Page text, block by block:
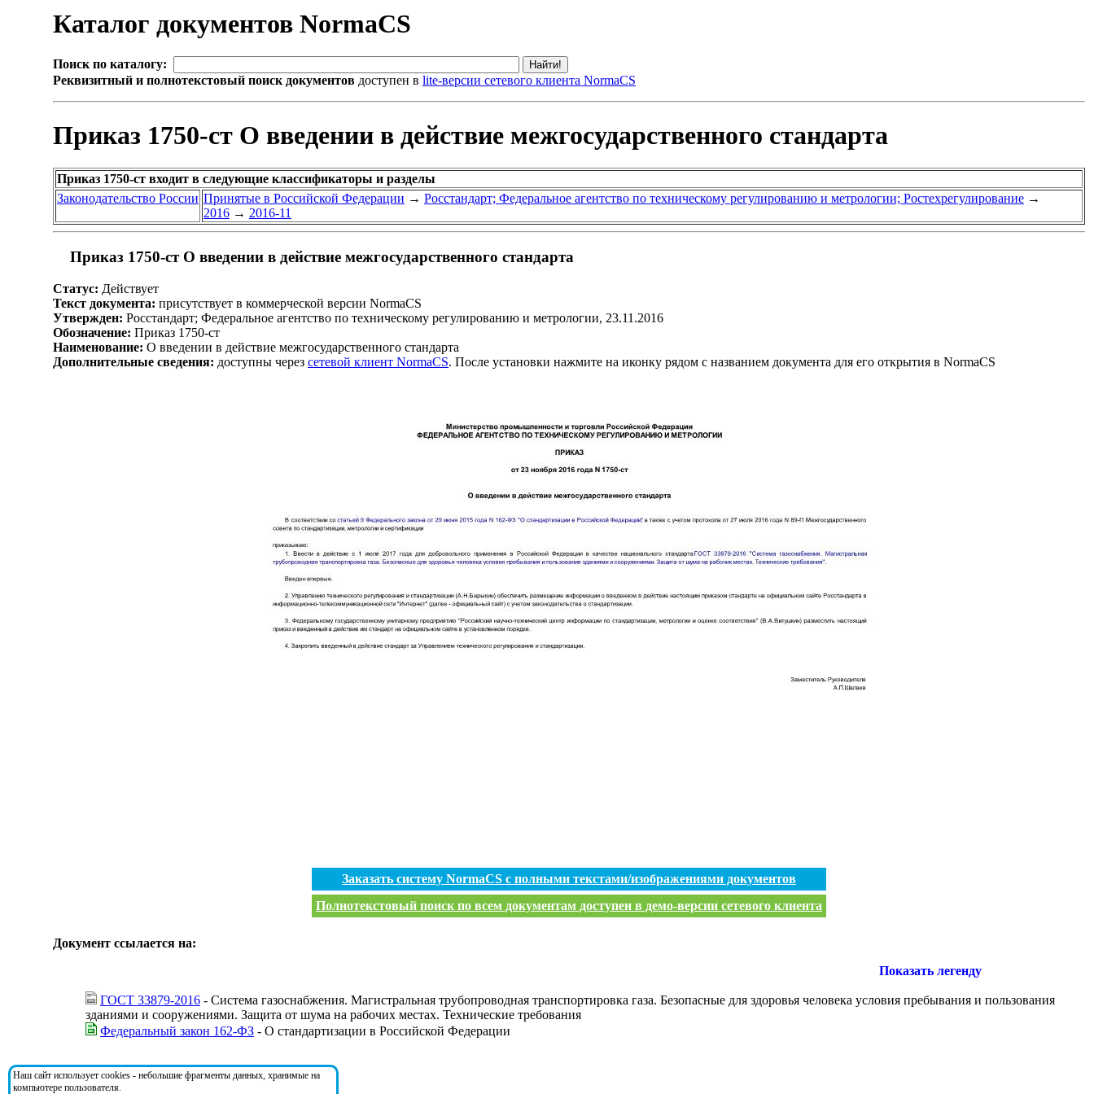
Каталог документов NormaCS
Поиск по каталогу:
Реквизитный и полнотекстовый поиск документов доступен в lite-версии сетевого клиента NormaCS
Приказ 1750-ст О введении в действие межгосударственного стандарта
Приказ 1750-ст входит в следующие классификаторы и разделы
Законодательство России Принятые в Российской Федерации → Росстандарт; Федеральное агентство по техническому регулированию и метрологии; Ростехрегулирование →
2016 → 2016-11
Приказ 1750-ст О введении в действие межгосударственного стандарта
Статус: Действует
Текст документа: присутствует в коммерческой версии NormaCS
Утвержден: Росстандарт; Федеральное агентство по техническому регулированию и метрологии, 23.11.2016
Обозначение: Приказ 1750-ст
Наименование: О введении в действие межгосударственного стандарта
Дополнительные сведения: доступны через сетевой клиент NormaCS. После установки нажмите на иконку рядом с названием документа для его открытия в NormaCS
Заказать систему NormaCS с полными текстами/изображениями документов
Полнотекстовый поиск по всем документам доступен в демо-версии сетевого клиента
Документ ссылается на:
Показать легенду
ГОСТ 33879-2016 - Система газоснабжения. Магистральная трубопроводная транспортировка газа. Безопасные для здоровья человека условия пребывания и пользования
зданиями и сооружениями. Защита от шума на рабочих местах. Технические требования
Федеральный закон 162-ФЗ - О стандартизации в Российской Федерации
На документ ссылаются:
Наш сайт использует cookies - небольшие фрагменты данных, хранимые на
компьютере пользователя.